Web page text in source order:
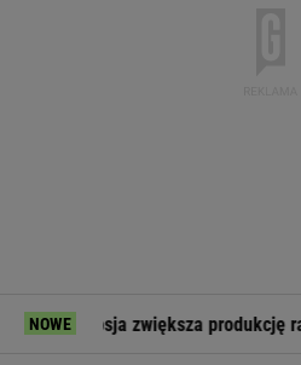
NOWE
zwiększa produkcję rakiet.